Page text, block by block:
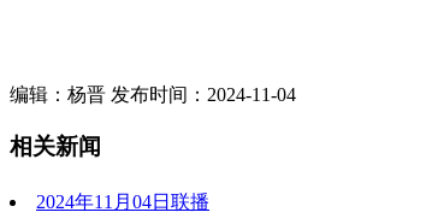
编辑：杨晋 发布时间：2024-11-04
相关新闻
2024年11月04日联播